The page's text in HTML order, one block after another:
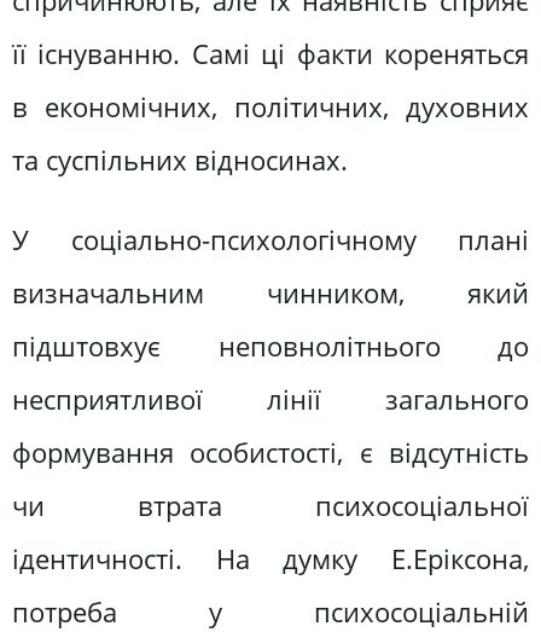
її існуванню. Самі ці факти кореняться
в економічних, політичних, духовних
та суспільних відносинах.
У соціально-психологічному плані
визначальним чинником, який
підштовхує неповнолітнього до
несприятливої лінії загального
формування особистості, є відсутність
чи втрата психосоціальної
ідентичності. На думку Е.Еріксона,
потреба у психосоціальній